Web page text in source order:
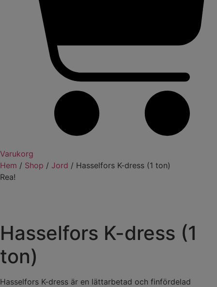
Varukorg
Hem / Shop / Jord / Hasselfors K-dress (1 ton)
Rea!
Hasselfors K-dress (1
ton)
Hasselfors K-dress är en lättarbetad och finfördelad